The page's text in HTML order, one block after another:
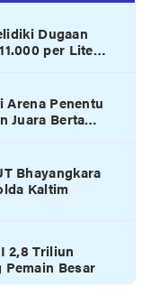
Dugaan
per Lite…
Arena Penentu
Juara Berta…
Bhayangkara
Kaltim
2,8 Triliun
Pemain Besar